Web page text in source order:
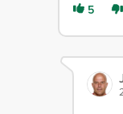
5